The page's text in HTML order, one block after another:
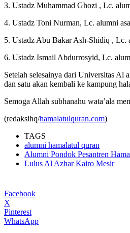
3. Ustadz Muhammad Ghozi , Lc.
4. Ustadz Toni Nurman, Lc. alumni
5. Ustadz Abu Bakar Ash-Shidiq , Lc.
6. Ustadz Ismail Abdurrosyid, Lc.
Setelah selesainya dari Universitas Al
dan satu akan kembali ke kampung
Semoga Allah subhanahu wata’ala
(redaksihq/hamalatulquran.com)
TAGS
alumni hamalatul quran
Alumni Pondok Pesantren
Lulus Al Azhar Kairo Mesir
Facebook
X
Pinterest
WhatsApp